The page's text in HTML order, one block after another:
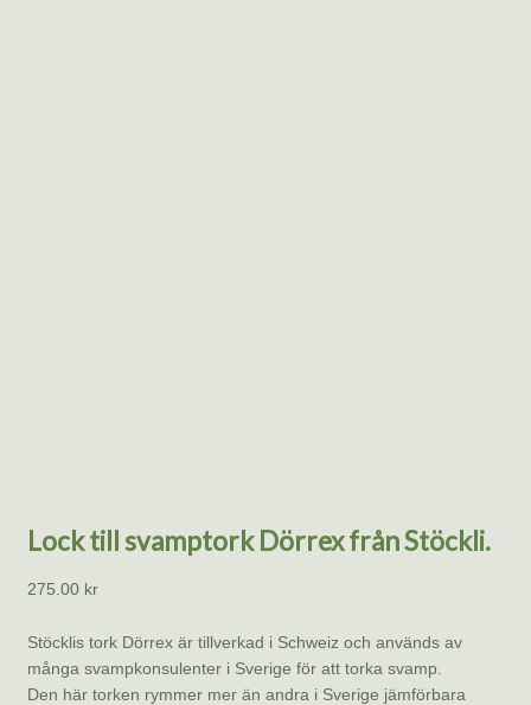
Lock till svamptork Dörrex från Stöckli.
275.00 kr
Stöcklis tork Dörrex är tillverkad i Schweiz och används av
många svampkonsulenter i Sverige för att torka svamp.
Den här torken rymmer mer än andra i Sverige jämförbara